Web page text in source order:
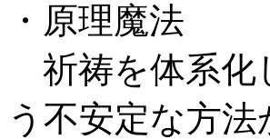
・原理魔法
祈祷を体系化
う不安定な方